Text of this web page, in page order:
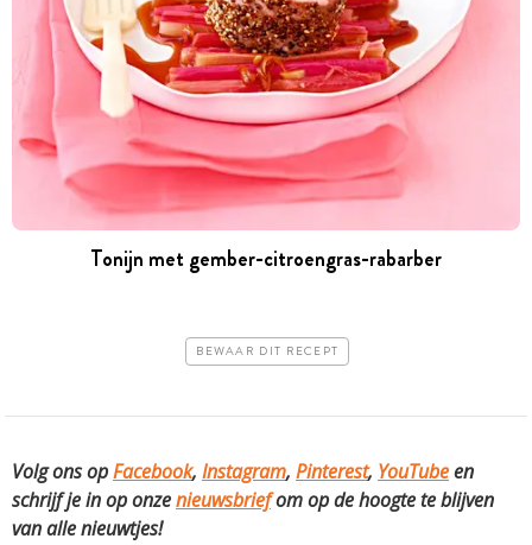
Tonijn met gember-citroengras-rabarber
BEWAAR DIT RECEPT
Volg ons opFacebook, Instagram, Pinterest, YouTubeen
schrijf je in op onzenieuwsbriefom op de hoogte te blijven
van alle nieuwtjes!